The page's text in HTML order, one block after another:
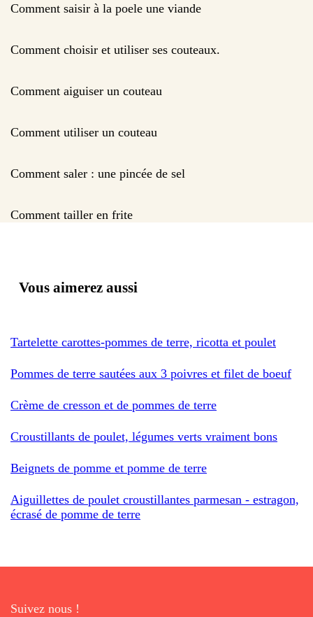
Comment saisir à la poele une viande
Comment choisir et utiliser ses couteaux.
Comment aiguiser un couteau
Comment utiliser un couteau
Comment saler : une pincée de sel
Comment tailler en frite
Vous aimerez aussi
Tartelette carottes-pommes de terre, ricotta et poulet
Pommes de terre sautées aux 3 poivres et filet de boeuf
Crème de cresson et de pommes de terre
Croustillants de poulet, légumes verts vraiment bons
Beignets de pomme et pomme de terre
Aiguillettes de poulet croustillantes parmesan - estragon,
écrasé de pomme de terre
Suivez nous !